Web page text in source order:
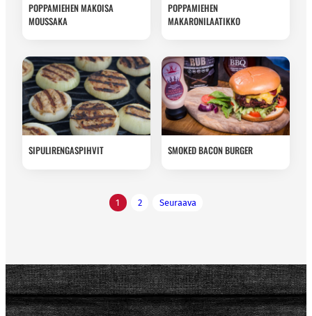
POPPAMIEHEN MAKOISA
MOUSSAKA
POPPAMIEHEN
MAKARONILAATIKKO
SIPULIRENGASPIHVIT SMOKED BACON BURGER
1 2 Seuraava